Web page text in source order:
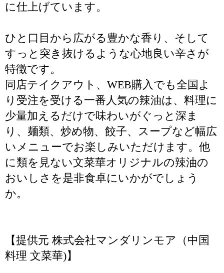
に仕上げています。
ひと口目から広がる豊かな香り、そして
すっと突き抜けるような心地良い辛さが
特徴です。
同店テイクアウト、WEB購入でも全国よ
り受注を受ける一番人気の辣油は、料理に
少量加えるだけで味わいがぐっと深ま
り、麺類、炒め物、餃子、スープなど幅広
いメニューでお楽しみいただけます。他
に類を見ない文菜華オリジナルの辣油の
おいしさを是非食卓にいかがでしょう
か。
【提供元 株式会社マンダリンモア（中国
料理 文菜華)】